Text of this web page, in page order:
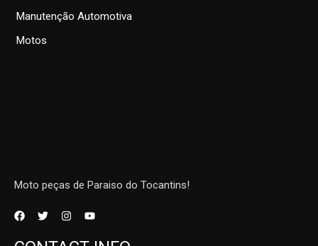
Manutenção Automotiva
Motos
Moto peças de Paraiso do Tocantins!